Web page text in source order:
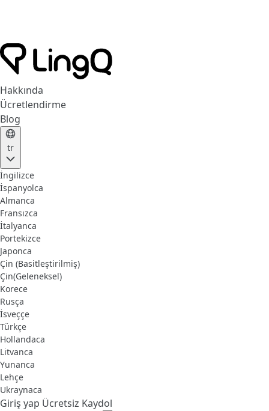
Hakkında
Ücretlendirme
Blog
tr
İngilizce
İspanyolca
Almanca
Fransızca
İtalyanca
Portekizce
Japonca
Çin (Basitleştirilmiş)
Çin(Geleneksel)
Korece
Rusça
İsveççe
Türkçe
Hollandaca
Litvanca
Yunanca
Lehçe
Ukraynaca
Giriş yap Ücretsiz Kaydol